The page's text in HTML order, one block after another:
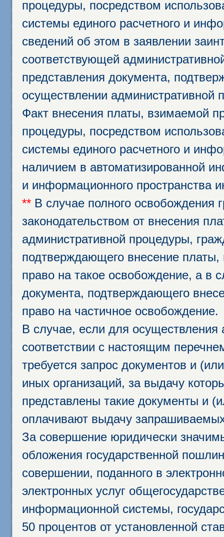
процедуры, посредством
системы единого расчетного и
сведений об этом в заявлении
соответствующей
представления документа,
осуществлении административной
Факт внесения платы, взимаемой
процедуры, посредством
системы единого расчетного и
наличием в автоматизированной
и информационного пространства
** В случае полного освобождения
законодательством от внесения
административной процедуры,
подтверждающего внесение
право на такое освобождение, а в
документа, подтверждающего
право на частичное освобождение.
В случае, если для осуществления
соответствии с настоящим
требуется запрос документов и
иных организаций, за выдачу
представлены такие документы и
оплачивают выдачу
За совершение юридически
обложения государственной
совершении, поданного в
электронных услуг
информационной системы,
50 процентов от установленной